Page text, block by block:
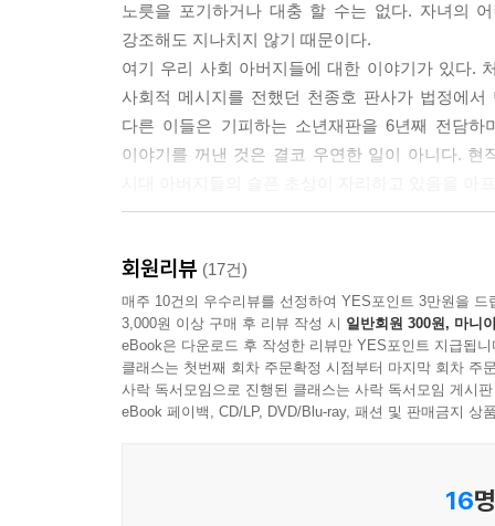
노릇을 포기하거나 대충 할 수는 없다. 자녀의
강조해도 지나치지 않기 때문이다.
여기 우리 사회 아버지들에 대한 이야기가 있다.
사회적 메시지를 전했던 천종호 판사가 법정에서
다른 이들은 기피하는 소년재판을 6년째 전담
이야기를 꺼낸 것은 결코 우연한 일이 아니다.
위기에 처했음에도 치료해 줄 형편이 되질 않아
아버지, 학교폭력의 후유증으로 망가져가는
의존증으로 아이에게 습관적인 폭력을 행사했
살아가는 아버지들의 민낯이 아플 만큼 생생하게
무능하든 무심하든, 약한 아버지든 강한 아버지
수 없는 인면수심의 아버지에게는 평정심을 잃고
회원리뷰 (17건)
매주 10건의 우수리뷰를 선정하여 YES포인트 3만원을 드
3,000원 이상 구매 후 리뷰 작성 시 일반회원 300원, 마니
eBook은 다운로드 후 작성한 리뷰만 YES포인트 지급됩니
클래스는 첫번째 회차 주문확정 시점부터 마지막 회차 주
사락 독서모임으로 진행된 클래스는 사락 독서모임 게시
eBook 페이백, CD/LP, DVD/Blu-ray, 패션 및 판매금지 상
16